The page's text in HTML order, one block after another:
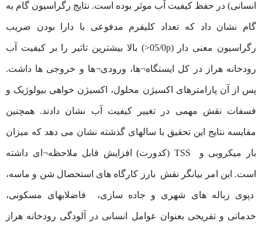
انسانی) در حفظ کیفیت آب موثر بوده است. نتایج رگراسیون گام به
گام نشان داد که تعداد کلیفرم مدفوعی با دارا بودن ضریب
رگراسیون معنی دار (05/0p<) بالا بیشترین تاثیر را بر کیفیت آب
رودخانه هراز در کل ایستگاه¬ها، ورودی¬ها و خروجی ها داشت.
پس از آن پارامترهای اکسیژن محلول، اکسیژن خواهی بیولوژیک و
فسفات نقش مهمی در تغییر کیفیت آب نشان دادند. همچنین
مقایسه نتایج این تحقیق با سالهای گذشته نشان می دهد که میزان
بار میکروبی و TSS (کدورت) افزایش قابل ملاحظه¬ای داشته
است. این امر بیانگر نقش بارز کارگاه های استحصال شن و ماسه،
دپوی زباله های شهری و جاده سازی، فاضلابهای مسکونی،‌
خدماتی و تفریحی بعنوان عوامل انسانی در آلودگی رودخانه هراز